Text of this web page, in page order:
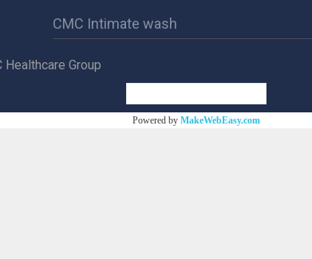
CMC Intimate wash
Group
Powered by MakeWebEasy.com